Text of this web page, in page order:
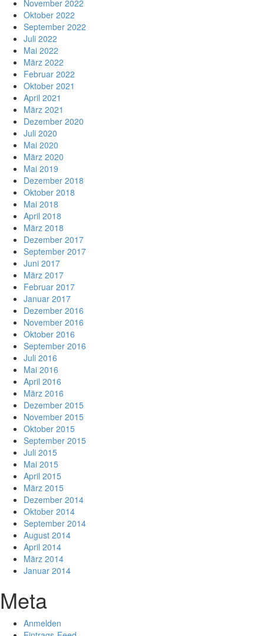
November 2022
Oktober 2022
September 2022
Juli 2022
Mai 2022
März 2022
Februar 2022
Oktober 2021
April 2021
März 2021
Dezember 2020
Juli 2020
Mai 2020
März 2020
Mai 2019
Dezember 2018
Oktober 2018
Mai 2018
April 2018
März 2018
Dezember 2017
September 2017
Juni 2017
März 2017
Februar 2017
Januar 2017
Dezember 2016
November 2016
Oktober 2016
September 2016
Juli 2016
Mai 2016
April 2016
März 2016
Dezember 2015
November 2015
Oktober 2015
September 2015
Juli 2015
Mai 2015
April 2015
März 2015
Dezember 2014
Oktober 2014
September 2014
August 2014
April 2014
März 2014
Januar 2014
Meta
Anmelden